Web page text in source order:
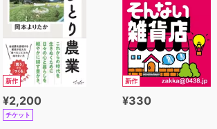
新作
¥2,200
チケット
新作
¥330